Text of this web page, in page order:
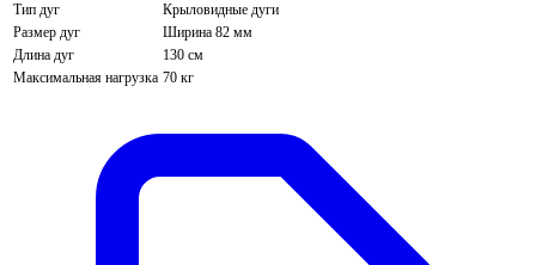
Тип дуг
Крыловидные дуги
Размер дуг
Ширина 82 мм
Длина дуг
130 см
Максимальная нагрузка 70 кг